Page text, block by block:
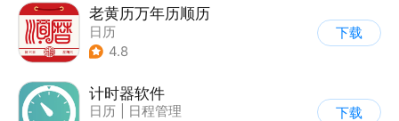
老黄历万年历顺历
日历
4.8
下载
计时器软件
日历
日程管理
下载